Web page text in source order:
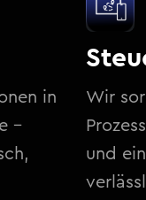
in
–
Wir
und